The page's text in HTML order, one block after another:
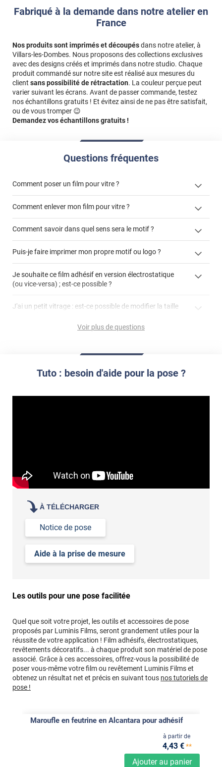
Fabriqué à la demande dans notre atelier en
France
Nos produits sont imprimés et découpésdans notre atelier, à
Villars-les-Dombes. Nous proposons des collections exclusives
avec des designs créés et imprimés dans notre studio. Chaque
produit commandé sur notre site est réalisé aux mesures du
client sans possibilité de rétractation. La couleur perçue peut
varier suivant les écrans. Avant de passer commande, testez
nos échantillons gratuits ! Et évitez ainsi de ne pas être satisfait,
ou de vous tromper 😉
Demandez vos échantillons gratuits !
Questions fréquentes
Comment poser un film pour vitre ?
cet article
cet
article
Comment enlever mon film pour vitre ?
enlever et stocker
Comment savoir dans quel sens sera le motif ?
Puis-je faire imprimer mon propre motif ou logo ?
personnaliser
Je souhaite ce film adhésif en version électrostatique
(ou vice-versa) ; est-ce possible ?
J'ai un petit vitrage : est-ce possible de modifier la taille
impression personnalisée
Voir plus de questions
Tuto : besoin d'aide pour la pose ?
À TÉLÉCHARGER
Notice de pose
Aide à la prise de mesure
Les outils pour une pose facilitée
Quel que soit votre projet, les outils et accessoires de pose
proposés par Luminis Films, seront grandement utiles pour la
réussite de votre application ! Film adhésifs, électrostatiques,
revêtements décoratifs... à chaque produit son matériel de pose
associé. Grâce à ces accessoires, offrez-vous la possibilité de
poser vous-même votre film ou revêtement Luminis Films et
obtenez un résultat net et précis en suivant tous nos tutoriels de
pose !
Maroufle en feutrine en Alcantara pour adhésif
Ajouter au panier
à partir de
4,43 €**